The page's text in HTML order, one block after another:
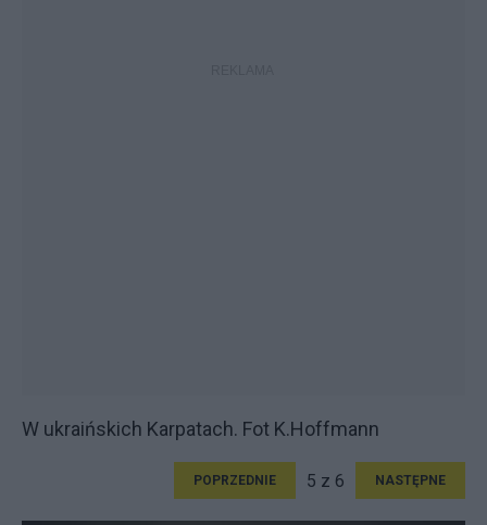
W ukraińskich Karpatach. Fot K.Hoffmann
POPRZEDNIE 5 z 6 NASTĘPNE